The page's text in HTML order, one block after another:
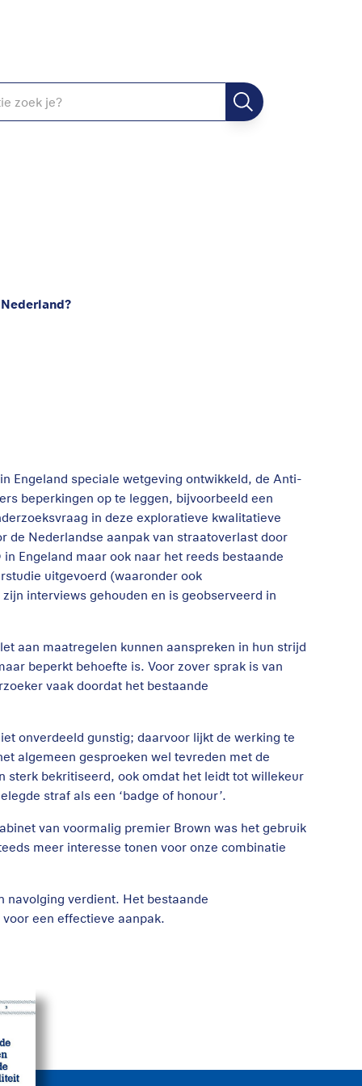
Engeland speciale wetgeving ontwikkeld, de Anti-
beperkingen op te leggen, bijvoorbeeld een
in deze exploratieve kwalitatieve
de Nederlandse aanpak van straatoverlast door
Engeland maar ook naar het reeds bestaande
uitgevoerd (waaronder ook
interviews gehouden en is geobserveerd in
aan maatregelen kunnen aanspreken in hun strijd
beperkt behoefte is. Voor zover sprak is van
vaak doordat het bestaande
onverdeeld gunstig; daarvoor lijkt de werking te
algemeen gesproeken wel tevreden met de
bekritiseerd, ook omdat het leidt tot willekeur
straf als een ‘badge of honour’.
van voormalig premier Brown was het gebruik
meer interesse tonen voor onze combinatie
navolging verdient. Het bestaande
een effectieve aanpak.